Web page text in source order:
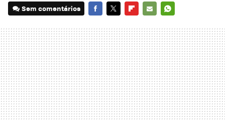
Sem comentários
MAIL